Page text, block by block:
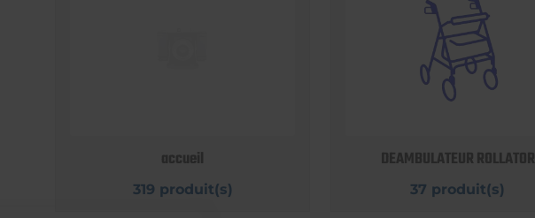
accueil
319 produit(s)
DEAMBULATEUR ROLLATOR
37 produit(s)